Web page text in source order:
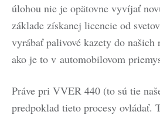
úlohou nie je opätovne vyvíjať
základe získanej licencie od
vyrábať palivové kazety do našich
ako je to v automobilovom
Práve pri VVER 440 (to sú tie
predpoklad tieto procesy ovládať.